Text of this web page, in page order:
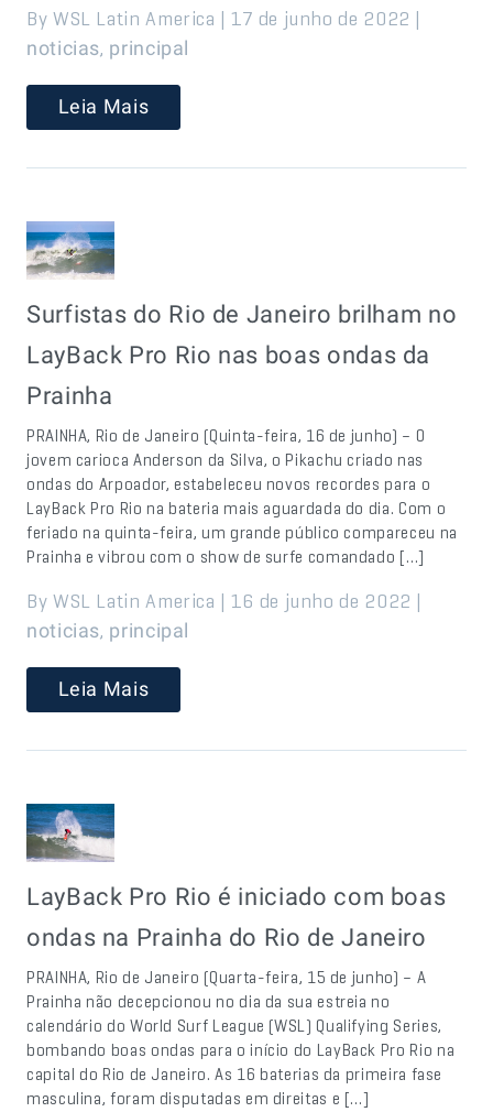
By WSL Latin America | 17 de junho de 2022 |
noticias, principal
Leia Mais
Surfistas do Rio de Janeiro brilham no
LayBack Pro Rio nas boas ondas da
Prainha
PRAINHA, Rio de Janeiro (Quinta-feira, 16 de junho) – O
jovem carioca Anderson da Silva, o Pikachu criado nas
ondas do Arpoador, estabeleceu novos recordes para o
LayBack Pro Rio na bateria mais aguardada do dia. Com o
feriado na quinta-feira, um grande público compareceu na
Prainha e vibrou com o show de surfe comandado […]
By WSL Latin America | 16 de junho de 2022 |
noticias, principal
Leia Mais
LayBack Pro Rio é iniciado com boas
ondas na Prainha do Rio de Janeiro
PRAINHA, Rio de Janeiro (Quarta-feira, 15 de junho) – A
Prainha não decepcionou no dia da sua estreia no
calendário do World Surf League (WSL) Qualifying Series,
bombando boas ondas para o início do LayBack Pro Rio na
capital do Rio de Janeiro. As 16 baterias da primeira fase
masculina, foram disputadas em direitas e […]